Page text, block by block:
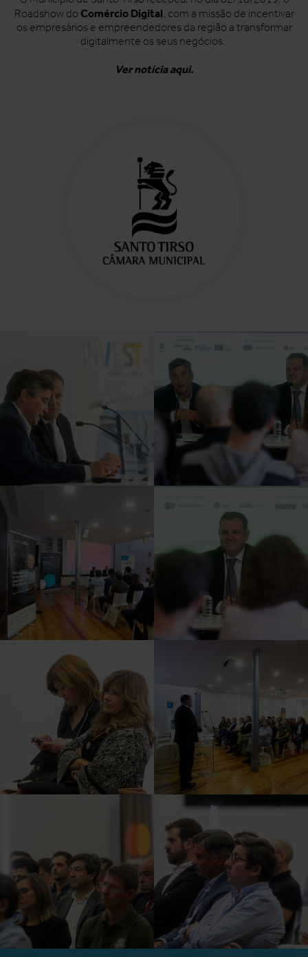
Roadshow do Comércio Digital, com a missão de incentivar
os empresários e empreendedores da região a transformar
digitalmente os seus negócios.
Ver notícia aqui.